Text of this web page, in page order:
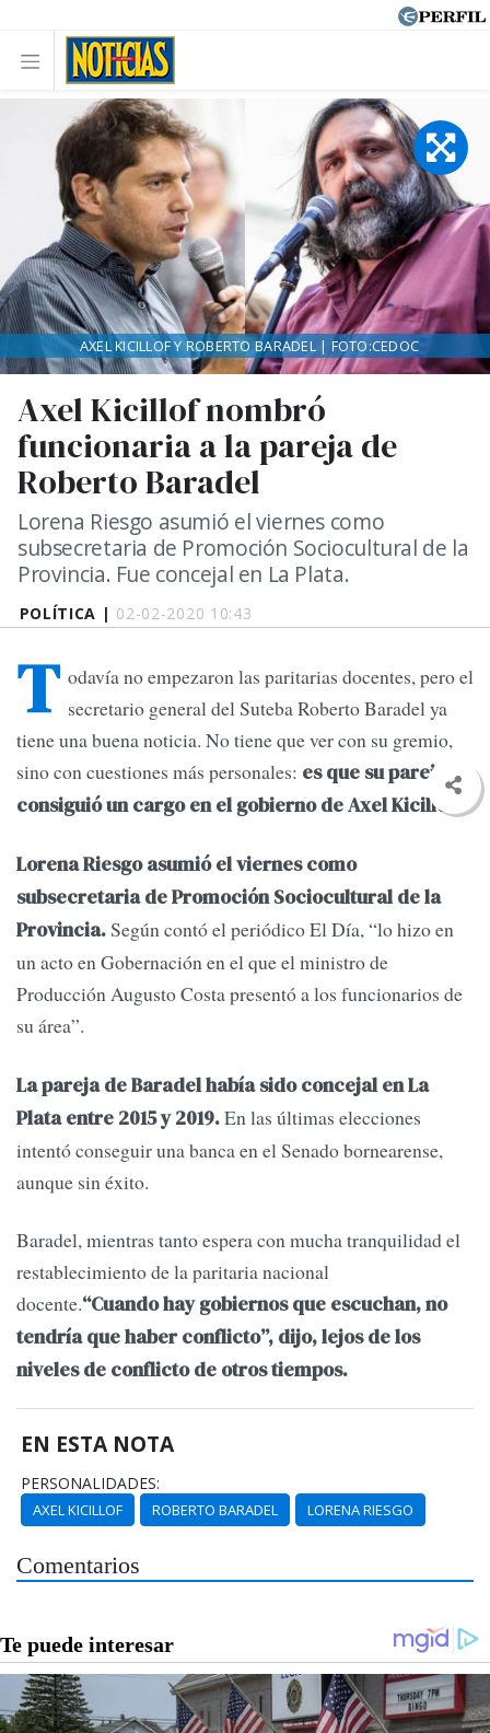
POLÍTICA | 02-02-2020 10:43
Axel Kicillof nombró
funcionaria a la pareja de
Roberto Baradel
Lorena Riesgo asumió el viernes como
subsecretaria de Promoción Sociocultural de la
Provincia. Fue concejal en La Plata.
AXEL KICILLOF Y ROBERTO BARADEL | FOTO:CEDOC
T odavía no empezaron las paritarias docentes, pero el
secretario general del Suteba Roberto Baradel ya
tiene una buena noticia. No tiene que ver con su gremio,
sino con cuestiones más personales: es que su pareja
consiguió un cargo en el gobierno de Axel Kicillof.
Lorena Riesgo asumió el viernes como
subsecretaria de Promoción Sociocultural de la
Provincia.Según contó el periódico El Día, “lo hizo en
un acto en Gobernación en el que el ministro de
Producción Augusto Costa presentó a los funcionarios de
su área”.
La pareja de Baradel había sido concejal en La
Plata entre 2015 y 2019.En las últimas elecciones
intentó conseguir una banca en el Senado bornearense,
aunque sin éxito.
Baradel, mientras tanto espera con mucha tranquilidad el
restablecimiento de la paritaria nacional
docente.“Cuando hay gobiernos que escuchan, no
tendría que haber conflicto”, dijo, lejos de los
niveles de conflicto de otros tiempos.
EN ESTA NOTA
PERSONALIDADES:
AXEL KICILLOF ROBERTO BARADEL LORENA RIESGO
Comentarios